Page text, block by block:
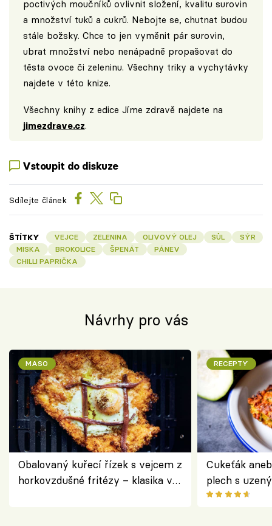
poctivých moučníků ovlivnit složení, kvalitu surovin
a množství tuků a cukrů. Nebojte se, chutnat budou
stále božsky. Chce to jen vyměnit pár surovin,
ubrat množství nebo nenápadně propašovat do
těsta ovoce či zeleninu. Všechny triky a vychytávky
najdete v této knize.
Všechny knihy z edice Jíme zdravě najdete na
jimezdrave.cz.
Vstoupit do diskuze
Sdílejte článek
ŠTÍTKY VEJCE ZELENINA OLIVOVÝ OLEJ SŮL
SÝR
MISKA
BROKOLICE ŠPENÁT
PÁNEV
CHILLI PAPRIČKA
Návrhy pro vás
MASO
Obalovaný kuřecí řízek s vejcem z
horkovzdušné fritézy – klasika v
RECEPTY
Cukeťák
plech s
způsob, jak